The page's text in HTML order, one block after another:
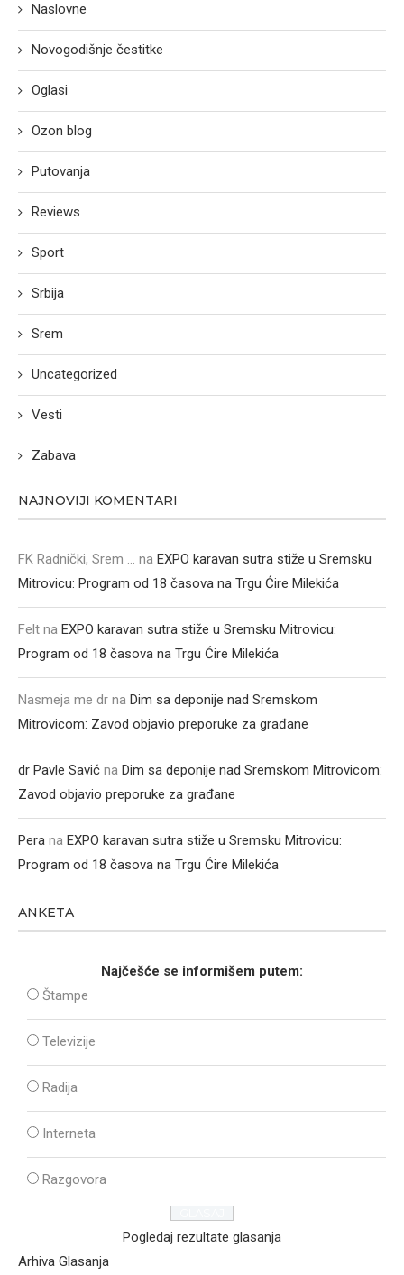
Naslovne
Novogodišnje čestitke
Oglasi
Ozon blog
Putovanja
Reviews
Sport
Srbija
Srem
Uncategorized
Vesti
Zabava
NAJNOVIJI KOMENTARI
FK Radnički, Srem ... na EXPO karavan sutra stiže u Sremsku
Mitrovicu: Program od 18 časova na Trgu Ćire Milekića
Felt na EXPO karavan sutra stiže u Sremsku Mitrovicu:
Program od 18 časova na Trgu Ćire Milekića
Nasmeja me dr na Dim sa deponije nad Sremskom
Mitrovicom: Zavod objavio preporuke za građane
dr Pavle Savić na Dim sa deponije nad Sremskom Mitrovicom:
Zavod objavio preporuke za građane
Pera na EXPO karavan sutra stiže u Sremsku Mitrovicu:
Program od 18 časova na Trgu Ćire Milekića
ANKETA
Najčešće se informišem putem:
Štampe
Televizije
Radija
Interneta
Razgovora
Pogledaj rezultate glasanja
Arhiva Glasanja